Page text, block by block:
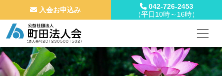
コンテンツへスキップ
メインナビゲーション
入会お申込み
042-726-2453
（平日10時～16時）